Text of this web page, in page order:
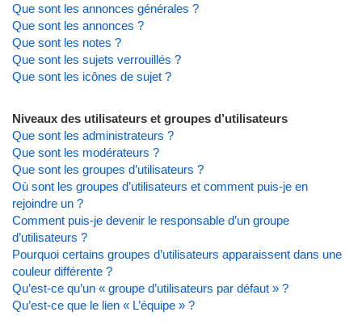
Que sont les annonces générales ?
Que sont les annonces ?
Que sont les notes ?
Que sont les sujets verrouillés ?
Que sont les icônes de sujet ?
Niveaux des utilisateurs et groupes d’utilisateurs
Que sont les administrateurs ?
Que sont les modérateurs ?
Que sont les groupes d’utilisateurs ?
Où sont les groupes d’utilisateurs et comment puis-je en
rejoindre un ?
Comment puis-je devenir le responsable d’un groupe
d’utilisateurs ?
Pourquoi certains groupes d’utilisateurs apparaissent dans une
couleur différente ?
Qu’est-ce qu’un « groupe d’utilisateurs par défaut » ?
Qu’est-ce que le lien « L’équipe » ?